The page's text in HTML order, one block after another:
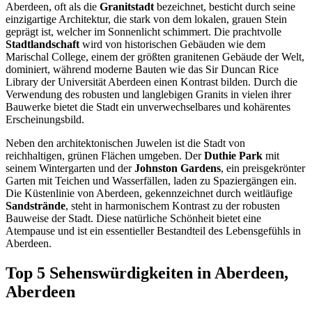
Aberdeen, oft als die Granitstadt bezeichnet, besticht durch seine
einzigartige Architektur, die stark von dem lokalen, grauen Stein
geprägt ist, welcher im Sonnenlicht schimmert. Die prachtvolle
Stadtlandschaft wird von historischen Gebäuden wie dem
Marischal College, einem der größten granitenen Gebäude der Welt,
dominiert, während moderne Bauten wie das Sir Duncan Rice
Library der Universität Aberdeen einen Kontrast bilden. Durch die
Verwendung des robusten und langlebigen Granits in vielen ihrer
Bauwerke bietet die Stadt ein unverwechselbares und kohärentes
Erscheinungsbild.
Neben den architektonischen Juwelen ist die Stadt von
reichhaltigen, grünen Flächen umgeben. DerDuthie Park mit
seinem Wintergarten und derJohnston Gardens, ein preisgekrönter
Garten mit Teichen und Wasserfällen, laden zu Spaziergängen ein.
Die Küstenlinie von Aberdeen, gekennzeichnet durch weitläufige
Sandstrände, steht in harmonischem Kontrast zu der robusten
Bauweise der Stadt. Diese natürliche Schönheit bietet eine
Atempause und ist ein essentieller Bestandteil des Lebensgefühls in
Aberdeen.
Top 5 Sehenswürdigkeiten in Aberdeen,
Aberdeen